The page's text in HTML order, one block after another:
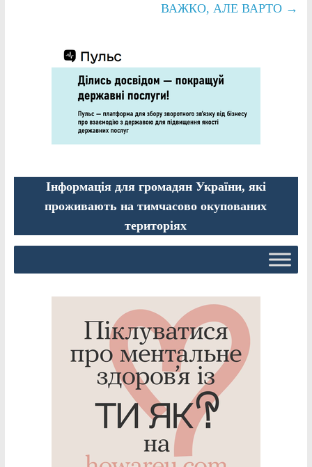
ВАЖКО, АЛЕ ВАРТО →
Інформація для громадян України, які
проживають на тимчасово окупованих
територіях